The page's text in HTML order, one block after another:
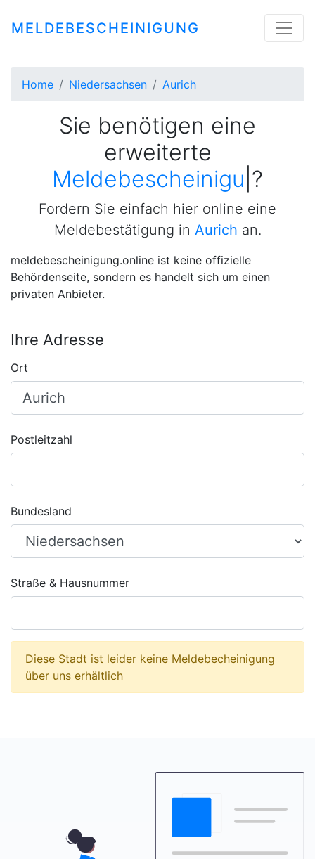
MELDEBESCHEINIGUNG
Home Niedersachsen Aurich
Sie benötigen eine
erweiterte
Meldebescheinigung|
Fordern Sie einfach hier online eine
Meldebestätigung in Aurich an.
meldebescheinigung.online ist keine offizielle
Behördenseite, sondern es handelt sich um einen
privaten Anbieter.
Ihre Adresse
Ort
Postleitzahl
Bundesland
Straße & Hausnummer
Diese Stadt ist leider keine Meldebecheinigung
über uns erhältlich